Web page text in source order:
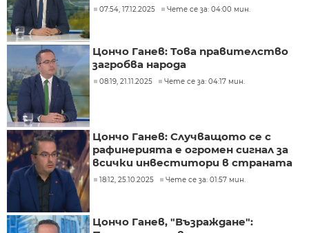
07:54, 17.12.2025 Чете се за: 04:00 мин.
Цончо Ганев: Това правителство
загробва народа
08:19, 21.11.2025 Чете се за: 04:17 мин.
Цончо Ганев: Случващото се с
рафинерията е огромен сигнал за
всички инвеститори в страната
18:12, 25.10.2025 Чете се за: 01:57 мин.
Цончо Ганев, "Възраждане":